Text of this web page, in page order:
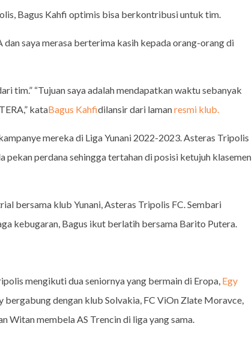
Bagus Kahfi optimis bisa berkontribusi untuk tim.
dan saya merasa berterima kasih kepada orang-orang di
tim.” “Tujuan saya adalah mendapatkan waktu sebanyak
kataBagus Kahfidilansir dari lamanresmi klub.
mereka di Liga Yunani 2022-2023. Asteras Tripolis
pekan perdana sehingga tertahan di posisi ketujuh klasemen
bersama klub Yunani, Asteras Tripolis FC. Sembari
kebugaran, Bagus ikut berlatih bersama Barito Putera.
mengikuti dua seniornya yang bermain di Eropa, Egy
bergabung dengan klub Solvakia, FC ViOn Zlate Moravce,
Witan membela AS Trencin di liga yang sama.